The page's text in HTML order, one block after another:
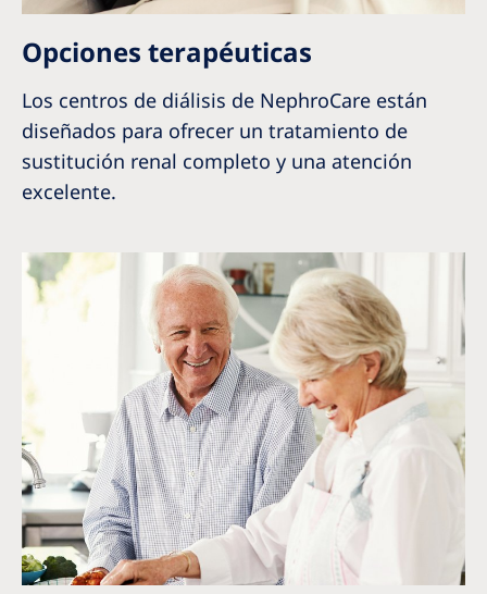
Opciones terapéuticas
Los centros de diálisis de NephroCare están
diseñados para ofrecer un tratamiento de
sustitución renal completo y una atención
excelente.